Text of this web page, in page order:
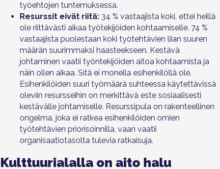
työehtojen tuntemuksessa.
Resurssit eivät riitä: 34 % vastaajista koki, ettei heillä
ole riittävästi aikaa työtekijöiden kohtaamiselle. 74 %
vastaajista puolestaan koki työtehtävien liian suuren
määrän suurimmaksi haasteekseen. Kestävä
johtaminen vaatii työntekijöiden aitoa kohtaamista ja
näin ollen aikaa. Sitä ei monella esihenkilöllä ole.
Esihenkilöiden suuri työmäärä suhteessa käytettävissä
oleviin resursseihin on merkittävä este sosiaalisesti
kestävälle johtamiselle. Resurssipula on rakenteellinen
ongelma, joka ei ratkea esihenkilöiden omien
työtehtävien priorisoinnilla, vaan vaatii
organisaatiotasolta tulevia ratkaisuja.
Kulttuurialalla on aito halu